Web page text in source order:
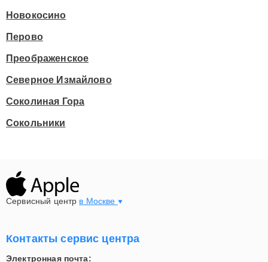
Новокосино
Перово
Преображенское
Северное Измайлово
Соколиная Гора
Сокольники
Сервисный центр в Москве
Контакты сервис центра
Электронная почта: